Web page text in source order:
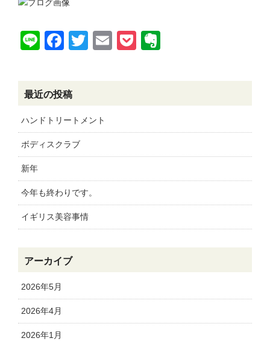
LineFacebook
Twitter
EmailPocket
最近の投稿
ハンドトリートメント
ボディスクラブ
新年
今年も終わりです。
イギリス美容事情
アーカイブ
2026年5月
2026年4月
2026年1月